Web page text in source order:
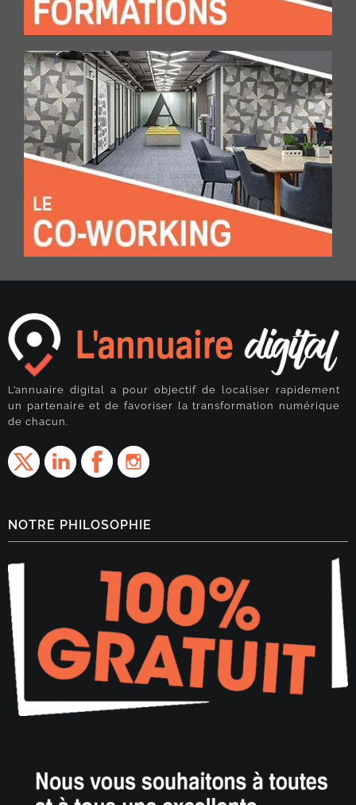
L’annuaire digital a pour objectif de localiser rapidement
un partenaire et de favoriser la transformation numérique
de chacun.
NOTRE PHILOSOPHIE